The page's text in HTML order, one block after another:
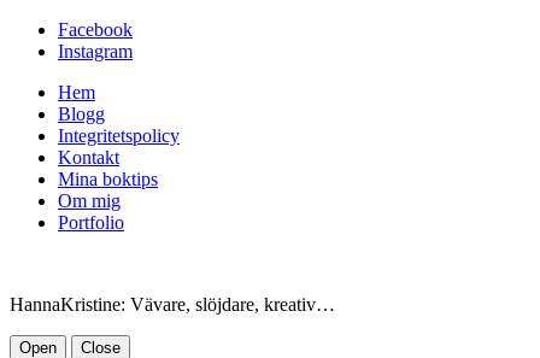
Facebook
Instagram
Hem
Blogg
Integritetspolicy
Kontakt
Mina boktips
Om mig
Portfolio
HannaKristine: Vävare, slöjdare, kreativ…
Open Close